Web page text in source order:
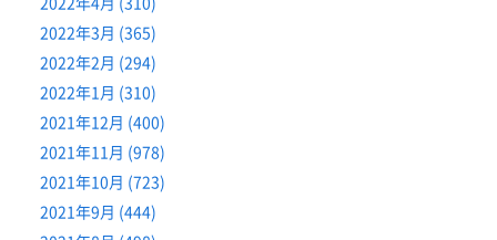
2022年3月 (365)
2022年2月 (294)
2022年1月 (310)
2021年12月 (400)
2021年11月 (978)
2021年10月 (723)
2021年9月 (444)